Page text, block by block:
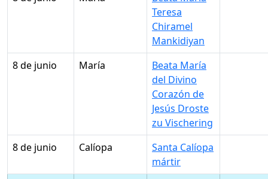
Teresa
Chiramel
Mankidiyan
8 de junio
María
Beata María
del Divino
Corazón de
Jesús Droste
zu Vischering
8 de junio
Calíopa
Santa Calíopa
mártir